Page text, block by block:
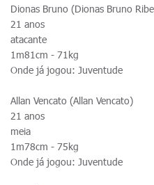
Dionas Bruno (Dionas Bruno
21 anos
atacante
1m81cm - 71kg
Onde já jogou: Juventude
Allan Vencato (Allan Vencato)
21 anos
meia
1m78cm - 75kg
Onde já jogou: Juventude